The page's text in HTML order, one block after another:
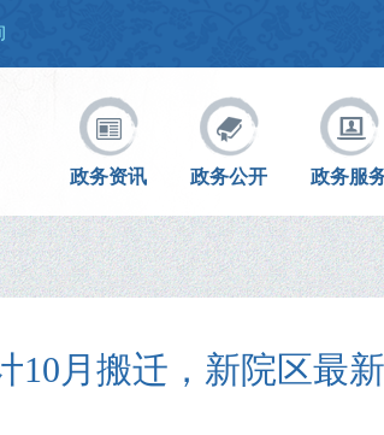
政务资讯 政务公开 政务服
10月搬迁，新院区最